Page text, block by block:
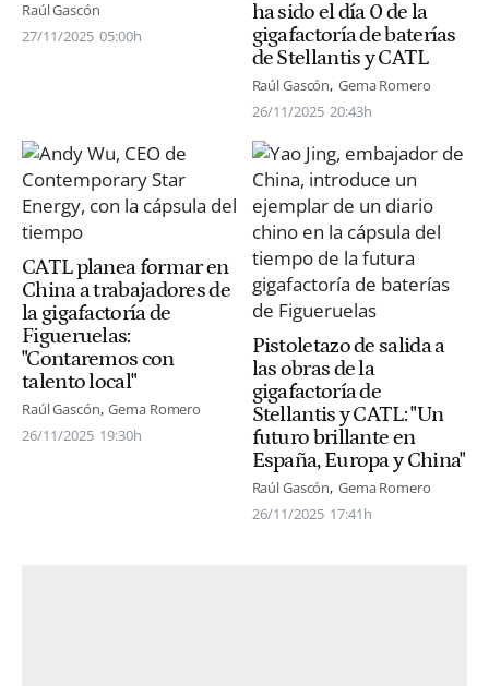
Raúl Gascón
27/11/2025 05:00h
ha sido el día 0 de la
gigafactoría de baterías
de Stellantis y CATL
Raúl Gascón Gema Romero
26/11/2025 20:43h
CATL planea formar en
China a trabajadores de
la gigafactoría de
Figueruelas:
"Contaremos con
talento local"
Raúl Gascón Gema Romero
26/11/2025 19:30h
Pistoletazo de salida a
las obras de la
gigafactoría de
Stellantis y CATL: "Un
futuro brillante en
España, Europa y China"
Raúl Gascón Gema Romero
26/11/2025 17:41h